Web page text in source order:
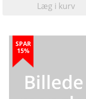
Læg i kurv
SPAR
15%